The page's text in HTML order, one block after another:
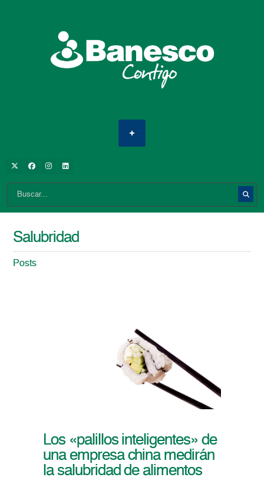
Salubridad
Posts
Los «palillos inteligentes» de
una empresa china medirán
la salubridad de alimentos